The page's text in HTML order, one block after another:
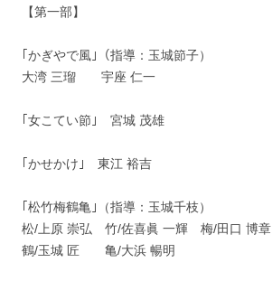
【第一部】
｢かぎやで風｣（指導：玉城節子）
大湾 三瑠 宇座 仁一
｢女こてい節｣ 宮城 茂雄
｢かせかけ｣ 東江 裕吉
｢松竹梅鶴亀｣（指導：玉城千枝）
松/上原 崇弘 竹/佐喜眞 一輝 梅/田口 博章
鶴/玉城 匠 亀/大浜 暢明